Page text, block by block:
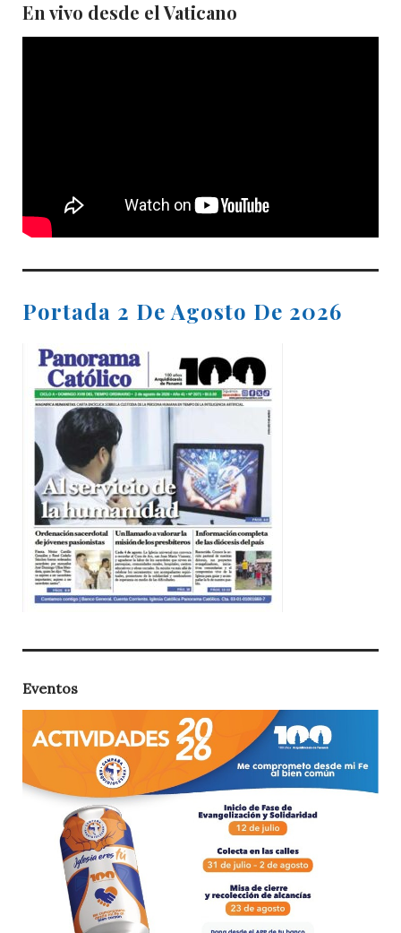
En vivo desde el Vaticano
Portada 2 De Agosto De 2026
Eventos